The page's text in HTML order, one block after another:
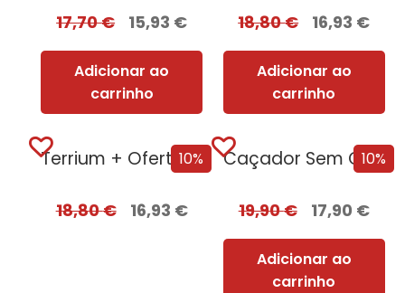
17,70€ 15,93 €
Adicionar ao
carrinho
18,80€ 16,93 €
Adicionar ao
carrinho
10%
Terrium + Oferta Lago do Silêncio
18,80€ 16,93 €
10%
Caçador Sem Coração
19,90€ 17,90 €
Adicionar ao
carrinho